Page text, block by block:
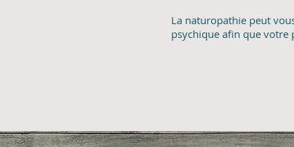
La naturopathie peut
psychique afin que votre